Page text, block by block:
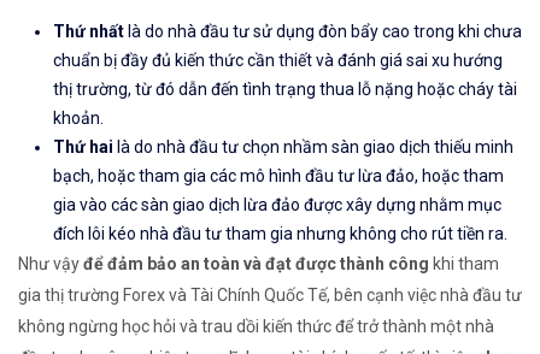
Thứ nhất là do nhà đầu tư sử dụng đòn bẩy cao trong khi chưa
chuẩn bị đầy đủ kiến thức cần thiết và đánh giá sai xu hướng
thị trường, từ đó dẫn đến tình trạng thua lỗ nặng hoặc cháy tài
khoản.
Thứ hai là do nhà đầu tư chọn nhầm sàn giao dịch thiếu minh
bạch, hoặc tham gia các mô hình đầu tư lừa đảo, hoặc tham
gia vào các sàn giao dịch lừa đảo được xây dựng nhằm mục
đích lôi kéo nhà đầu tư tham gia nhưng không cho rút tiền ra.
Như vậyđể đảm bảo an toàn và đạt được thành công khi tham
gia thị trường Forex và Tài Chính Quốc Tế, bên cạnh việc nhà đầu tư
không ngừng học hỏi và trau dồi kiến thức để trở thành một nhà